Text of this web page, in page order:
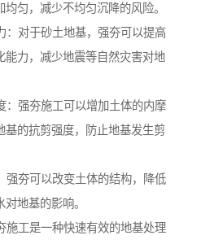
匀，减少不均匀沉降的风险。
：对于砂土地基，强夯可以提高
能力，减少地震等自然灾害对地
：强夯施工可以增加土体的内摩
基的抗剪强度，防止地基发生剪
强夯可以改变土体的结构，降低
地基的影响。
施工是一种快速有效的地基处理